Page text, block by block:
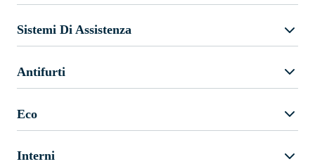
Sistemi Di Assistenza
Antifurti
Eco
Interni